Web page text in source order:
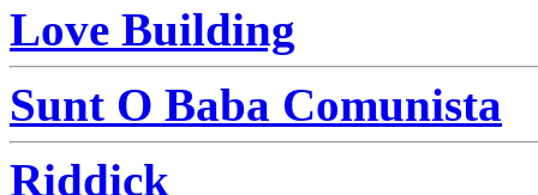
Love Building
Sunt O Baba Comunista
Riddick